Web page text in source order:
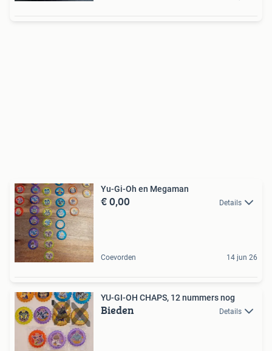
Yu-Gi-Oh en Megaman
€ 0,00 Details
Coevorden 14 jun 26
YU-GI-OH CHAPS, 12 nummers nog
Bieden Details